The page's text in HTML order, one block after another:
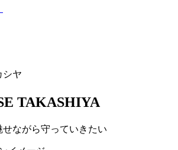
シヤ
TAKASHIYA
ながら守っていきたい